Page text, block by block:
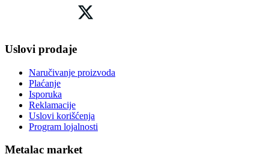
Uslovi prodaje
Naručivanje proizvoda
Plaćanje
Isporuka
Reklamacije
Uslovi korišćenja
Program lojalnosti
Metalac market